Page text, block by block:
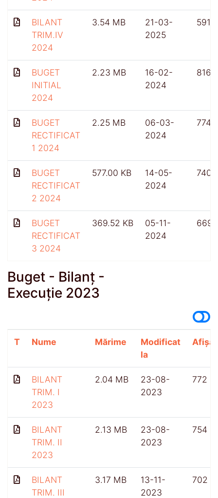
BILANT
TRIM.IV
2024
3.54 MB
21-03-
2025
591
BUGET
INITIAL
2024
2.23 MB
16-02-
2024
816
BUGET
RECTIFICAT
1 2024
2.25 MB
06-03-
2024
774
BUGET
RECTIFICAT
2 2024
577.00 KB
14-05-
2024
740
BUGET
RECTIFICAT
3 2024
369.52 KB
05-11-
2024
669
Buget - Bilanț -
Execuție 2023
T Nume Mărime
Modificat
la
BILANT
TRIM. I
2023
2.04 MB
23-08-
2023
772
BILANT
TRIM. II
2023
2.13 MB
23-08-
2023
754
BILANT
TRIM. III
3.17 MB
13-11-
2023
702